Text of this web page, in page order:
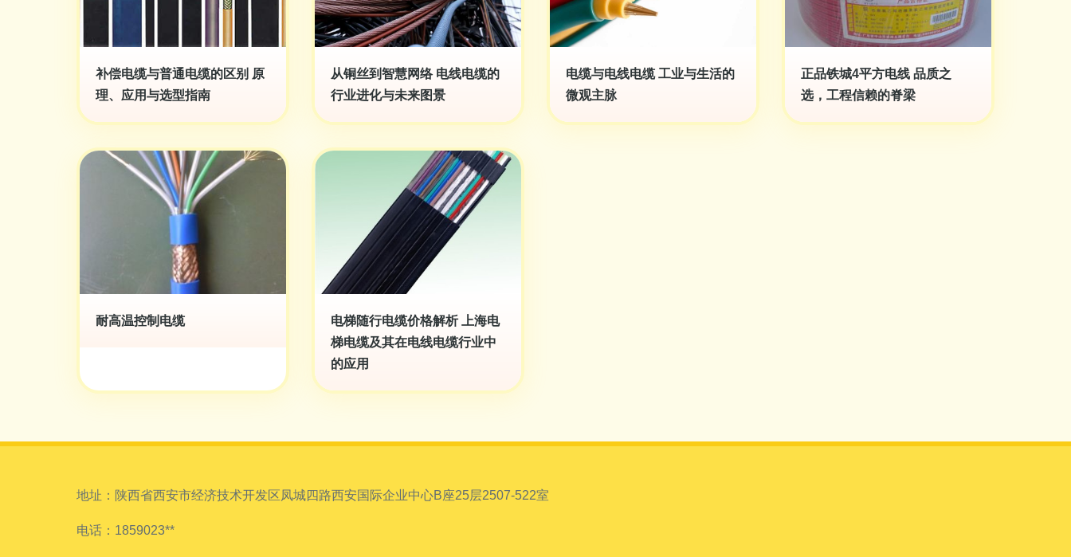
补偿电缆与普通电缆的区别 原
理、应用与选型指南
从铜丝到智慧网络 电线电缆的
行业进化与未来图景
电缆与电线电缆 工业与生活的
微观主脉
正品铁城4平方电线 品质之
选，工程信赖的脊梁
耐高温控制电缆
电梯随行电缆价格解析 上海电
梯电缆及其在电线电缆行业中
的应用
地址：陕西省西安市经济技术开发区凤城四路西安国际企业中心B座25层2507-522室
电话：1859023**